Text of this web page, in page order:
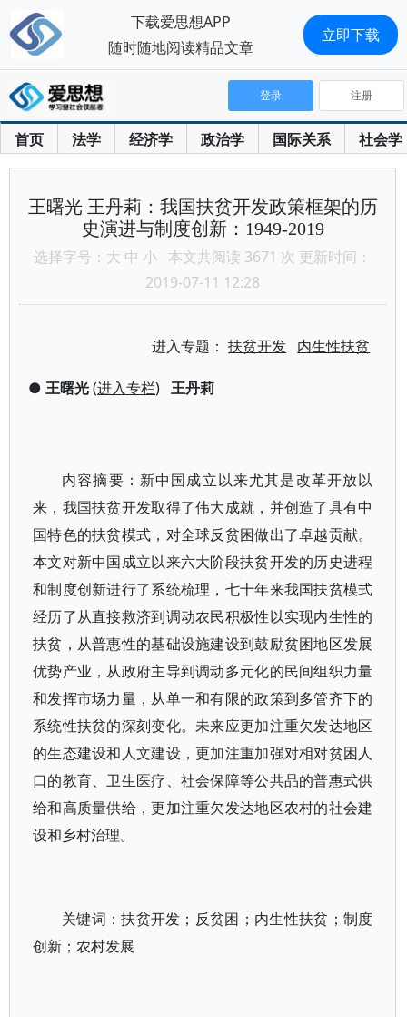
首页 法学 经济学 政治学 国际关系 社会学
登录 注册
王曙光 王丹莉：我国扶贫开发政策框架的历
史演进与制度创新：1949-2019
选择字号： 大 中 小 本文共阅读 3671 次 更新时间：
2019-07-11 12:28
进入专题：扶贫开发 内生性扶贫
● 王曙光(进入专栏) 王丹莉
内容摘要：新中国成立以来尤其是改革开放以
来，我国扶贫开发取得了伟大成就，并创造了具有中
国特色的扶贫模式，对全球反贫困做出了卓越贡献。
本文对新中国成立以来六大阶段扶贫开发的历史进程
和制度创新进行了系统梳理，七十年来我国扶贫模式
经历了从直接救济到调动农民积极性以实现内生性的
扶贫，从普惠性的基础设施建设到鼓励贫困地区发展
优势产业，从政府主导到调动多元化的民间组织力量
和发挥市场力量，从单一和有限的政策到多管齐下的
系统性扶贫的深刻变化。未来应更加注重欠发达地区
的生态建设和人文建设，更加注重加强对相对贫困人
口的教育、卫生医疗、社会保障等公共品的普惠式供
给和高质量供给，更加注重欠发达地区农村的社会建
设和乡村治理。
关键词：扶贫开发；反贫困；内生性扶贫；制度
创新；农村发展
下载爱思想APP
随时随地阅读精品文章
立即下载